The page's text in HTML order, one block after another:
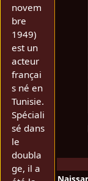
novem
bre
1949)
est un
acteur
françai
s né en
Tunisie.
Spéciali
sé dans
le
doubla
ge, il a